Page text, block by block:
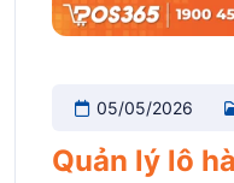
05/05/2026
Quản lý lô